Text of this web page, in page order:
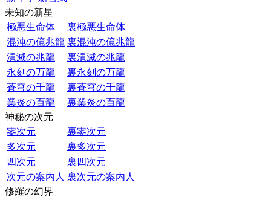
未知の新星
極悪生命体
裏極悪生命体
混沌の億兆龍 裏混沌の億兆龍
潰滅の兆龍
裏潰滅の兆龍
永刻の万龍
裏永刻の万龍
蒼穹の千龍
裏蒼穹の千龍
業炎の百龍
裏業炎の百龍
神秘の次元
零次元
裏零次元
多次元
裏多次元
四次元
裏四次元
次元の案内人 裏次元の案内人
修羅の幻界